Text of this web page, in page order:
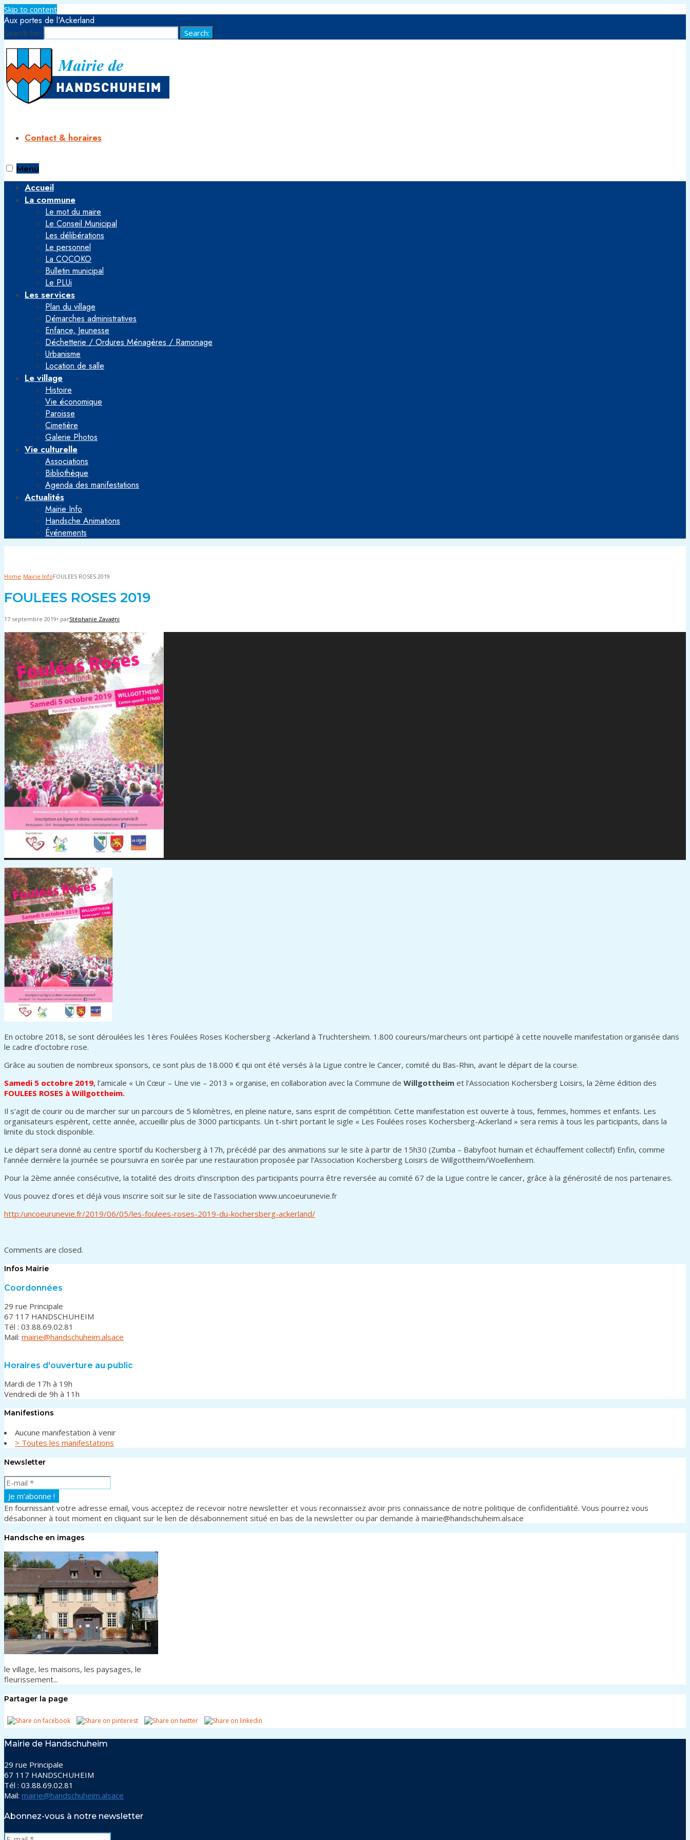
Skip to content
Aux portes de l'Ackerland
Search for: Search:
Contact & horaires
Menu
Accueil
La commune
Le mot du maire
Le Conseil Municipal
Les délibérations
Le personnel
La COCOKO
Bulletin municipal
Le PLUi
Les services
Plan du village
Démarches administratives
Enfance, Jeunesse
Déchetterie / Ordures Ménagères / Ramonage
Urbanisme
Location de salle
Le village
Histoire
Vie économique
Paroisse
Cimetière
Galerie Photos
Vie culturelle
Associations
Bibliothèque
Agenda des manifestations
Actualités
Mairie Info
Handsche Animations
Événements
Home Mairie InfoFOULEES ROSES 2019
FOULEES ROSES 2019
17 septembre 2019• parStéphanie Zavagni
En octobre 2018, se sont déroulées les 1ères Foulées Roses Kochersberg -Ackerland à Truchtersheim. 1.800 coureurs/marcheurs ont participé à cette nouvelle manifestation organisée dans
le cadre d’octobre rose.
Grâce au soutien de nombreux sponsors, ce sont plus de 18.000 € qui ont été versés à la Ligue contre le Cancer, comité du Bas-Rhin, avant le départ de la course.
Samedi 5 octobre 2019, l’amicale « Un Cœur – Une vie – 2013 » organise, en collaboration avec la Commune de Willgottheim et l’Association Kochersberg Loisirs, la 2ème édition des
FOULEES ROSES à Willgottheim.
Il s’agit de courir ou de marcher sur un parcours de 5 kilomètres, en pleine nature, sans esprit de compétition. Cette manifestation est ouverte à tous, femmes, hommes et enfants. Les
organisateurs espèrent, cette année, accueillir plus de 3000 participants. Un t-shirt portant le sigle « Les Foulées roses Kochersberg-Ackerland » sera remis à tous les participants, dans la
limite du stock disponible.
Le départ sera donné au centre sportif du Kochersberg à 17h, précédé par des animations sur le site à partir de 15h30 (Zumba – Babyfoot humain et échauffement collectif) Enfin, comme
l’année dernière la journée se poursuivra en soirée par une restauration proposée par l’Association Kochersberg Loisirs de Willgottheim/Woellenheim.
Pour la 2ème année consécutive, la totalité des droits d’inscription des participants pourra être reversée au comité 67 de la Ligue contre le cancer, grâce à la générosité de nos partenaires.
Vous pouvez d’ores et déjà vous inscrire soit sur le site de l’association www.uncoeurunevie.fr
http:/uncoeurunevie.fr/2019/06/05/les-foulees-roses-2019-du-kochersberg-ackerland/
Comments are closed.
Infos Mairie
Coordonnées
29 rue Principale
67 117 HANDSCHUHEIM
Tél : 03.88.69.02.81
Mail: mairie@handschuheim.alsace
Horaires d'ouverture au public
Mardi de 17h à 19h
Vendredi de 9h à 11h
Manifestions
Aucune manifestation à venir
> Toutes les manifestations
Newsletter
En fournissant votre adresse email, vous acceptez de recevoir notre newsletter et vous reconnaissez avoir pris connaissance de notre politique de confidentialité. Vous pourrez vous
désabonner à tout moment en cliquant sur le lien de désabonnement situé en bas de la newsletter ou par demande à mairie@handschuheim.alsace
Handsche en images
le village, les maisons, les paysages, le
fleurissement...
Partager la page
Mairie de Handschuheim
29 rue Principale
67 117 HANDSCHUHEIM
Tél : 03.88.69.02.81
Mail: mairie@handschuheim.alsace
Abonnez-vous à notre newsletter